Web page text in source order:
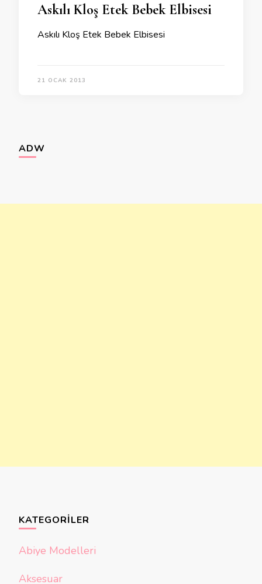
Askılı Kloş Etek Bebek Elbisesi
Askılı Kloş Etek Bebek Elbisesi
21 OCAK 2013
ADW
KATEGORILER
Abiye Modelleri
Aksesuar